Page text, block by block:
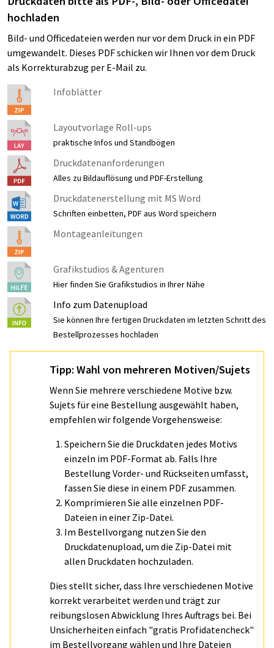
hochladen
Bild- und Officedateien werden nur vor dem Druck in ein PDF
umgewandelt. Dieses PDF schicken wir Ihnen vor dem Druck
als Korrekturabzug per E-Mail zu.
Infoblätter
Layoutvorlage Roll-ups
praktische Infos und Standbögen
Druckdatenanforderungen
Alles zu Bildauflösung und PDF-Erstellung
Druckdatenerstellung mit MS Word
Schriften einbetten, PDF aus Word speichern
Montageanleitungen
Grafikstudios & Agenturen
Hier finden Sie Grafikstudios in Ihrer Nähe
Info zum Datenupload
Sie können Ihre fertigen Druckdaten im letzten Schritt des
Bestellprozesses hochladen
Tipp: Wahl von mehreren Motiven/Sujets
Wenn Sie mehrere verschiedene Motive bzw.
Sujets für eine Bestellung ausgewählt haben,
empfehlen wir folgende Vorgehensweise:
Speichern Sie die Druckdaten jedes Motivs
einzeln im PDF-Format ab. Falls Ihre
Bestellung Vorder- und Rückseiten umfasst,
fassen Sie diese in einem PDF zusammen.
Komprimieren Sie alle einzelnen PDF-
Dateien in einer Zip-Datei.
Im Bestellvorgang nutzen Sie den
Druckdatenupload, um die Zip-Datei mit
allen Druckdaten hochzuladen.
Dies stellt sicher, dass Ihre verschiedenen Motive
korrekt verarbeitet werden und trägt zur
reibungslosen Abwicklung Ihres Auftrags bei. Bei
Unsicherheiten einfach "gratis Profidatencheck"
im Bestellvorgang wählen und Ihre Dateien